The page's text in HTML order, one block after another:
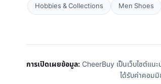
Hobbies & Collections
Men Shoes
การเปิดเผยข้อมูล: CheerBuy เป็นเว็บไซต์แน
ได้รับค่าคอม